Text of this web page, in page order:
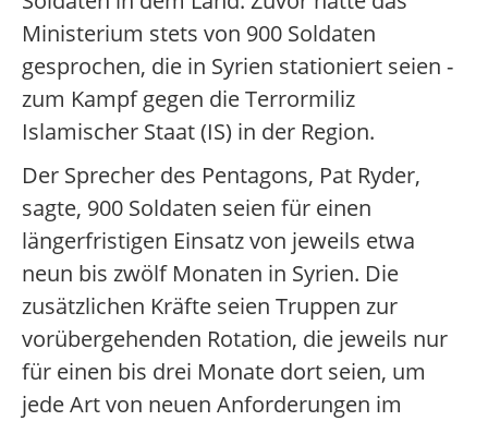
Ministerium stets von 900 Soldaten
gesprochen, die in Syrien stationiert seien -
zum Kampf gegen die Terrormiliz
Islamischer Staat (IS) in der Region.
Der Sprecher des Pentagons, Pat Ryder,
sagte, 900 Soldaten seien für einen
längerfristigen Einsatz von jeweils etwa
neun bis zwölf Monaten in Syrien. Die
zusätzlichen Kräfte seien Truppen zur
vorübergehenden Rotation, die jeweils nur
für einen bis drei Monate dort seien, um
jede Art von neuen Anforderungen im